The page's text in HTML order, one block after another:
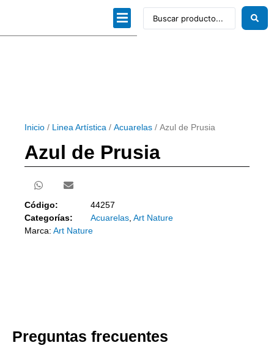
Inicio / Linea Artística / Acuarelas / Azul de Prusia
Azul de Prusia
Código:
44257
Categorías:
Acuarelas Art Nature
Marca: Art Nature
Preguntas frecuentes